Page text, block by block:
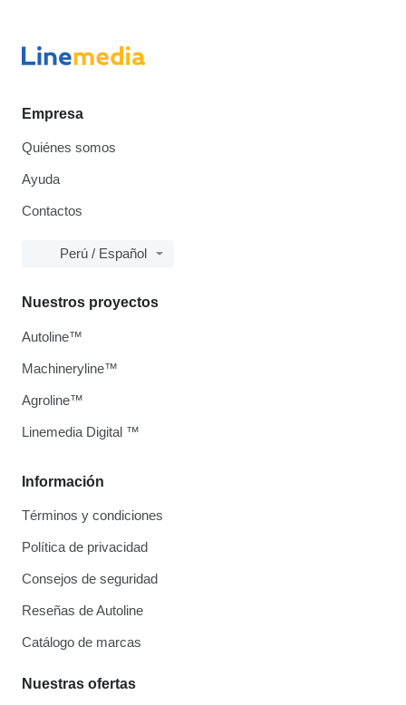
Empresa
Quiénes somos
Ayuda
Contactos
Perú / Español
Información
Términos y condiciones
Política de privacidad
Consejos de seguridad
Reseñas de Autoline
Catálogo de marcas
Nuestras ofertas
Nuestros proyectos
Autoline™
Machineryline™
Agroline™
Linemedia Digital ™